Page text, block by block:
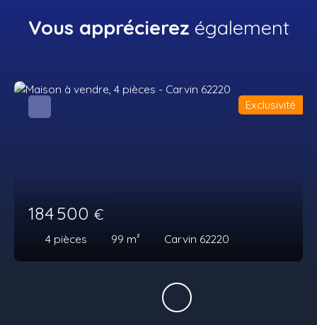
Vous apprécierez également
184 500 €
4 pièces 99 m² Carvin 62220
Exclusivité